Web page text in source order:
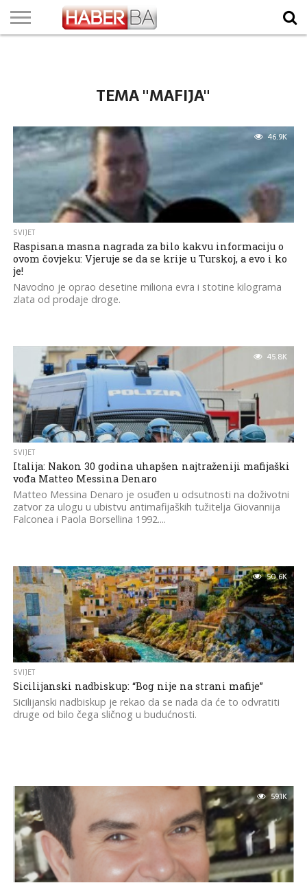
TEMA "MAFIJA"
46.9K
SVIJET
Raspisana masna nagrada za bilo kakvu informaciju o
ovom čovjeku: Vjeruje se da se krije u Turskoj, a evo i ko
je!
Navodno je oprao desetine miliona evra i stotine kilograma
zlata od prodaje droge.
45.8K
SVIJET
Italija: Nakon 30 godina uhapšen najtraženiji mafijaški
vođa Matteo Messina Denaro
Matteo Messina Denaro je osuđen u odsutnosti na doživotni
zatvor za ulogu u ubistvu antimafijaških tužitelja Giovannija
Falconea i Paola Borsellina 1992....
50.6K
SVIJET
Sicilijanski nadbiskup: “Bog nije na strani mafije”
Sicilijanski nadbiskup je rekao da se nada da će to odvratiti
druge od bilo čega sličnog u budućnosti.
59.1K